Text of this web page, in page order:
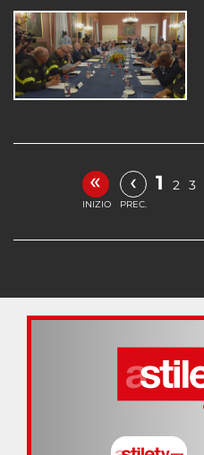
«
INIZIO
‹
PREC.
1 2 3